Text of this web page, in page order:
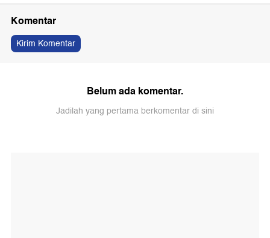
Komentar
Kirim Komentar
Belum ada komentar.
Jadilah yang pertama berkomentar di sini